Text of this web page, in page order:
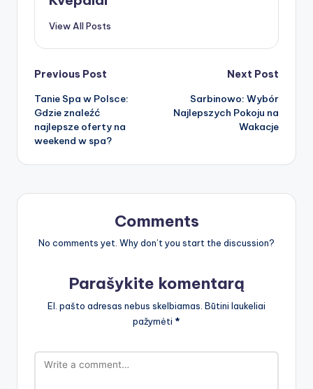
View All Posts
Post
navigation
Previous Post
Tanie Spa w Polsce:
Gdzie znaleźć
najlepsze oferty na
weekend w spa?
Next Post
Sarbinowo: Wybór
Najlepszych Pokoju na
Wakacje
Comments
No comments yet. Why don’t you start the discussion?
Parašykite komentarą
El. pašto adresas nebus skelbiamas. Būtini laukeliai
pažymėti *